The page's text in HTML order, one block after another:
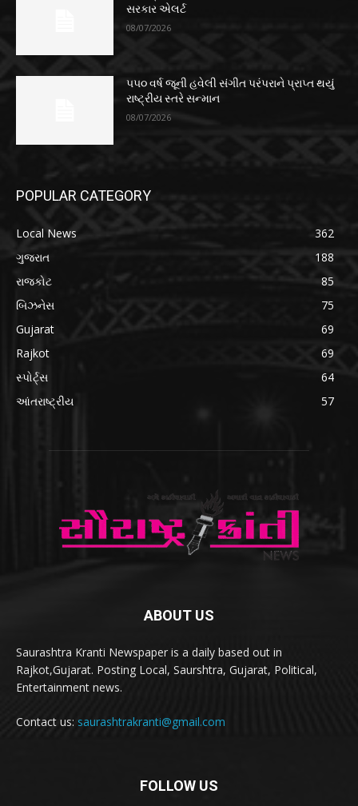
સરકાર એલર્ટ
08/07/2026
૫૫૦ વર્ષ જૂની હવેલી સંગીત પરંપરાને પ્રાપ્ત થયું
રાષ્ટ્રીય સ્તરે સન્માન
08/07/2026
POPULAR CATEGORY
Local News
362
ગુજરાત
188
રાજકોટ
85
બિઝનેસ
75
Gujarat
69
Rajkot
69
સ્પોર્ટ્સ
64
આંતરાષ્ટ્રીય
57
ABOUT US
Saurashtra Kranti Newspaper is a daily based out in
Rajkot,Gujarat. Posting Local, Saurshtra, Gujarat, Political,
Entertainment news.
Contact us: saurashtrakranti@gmail.com
FOLLOW US